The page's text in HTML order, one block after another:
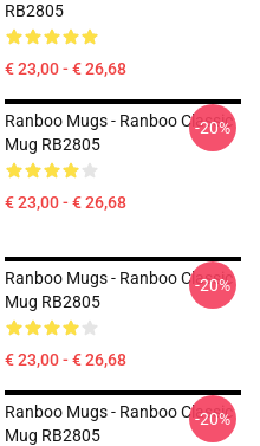
RB2805
€ 23,00 - € 26,68
Ranboo Mugs - Ranboo Classic
Mug RB2805
€ 23,00 - € 26,68
-20%
Ranboo Mugs - Ranboo Classic
Mug RB2805
€ 23,00 - € 26,68
-20%
Ranboo Mugs - Ranboo Classic
Mug RB2805
-20%